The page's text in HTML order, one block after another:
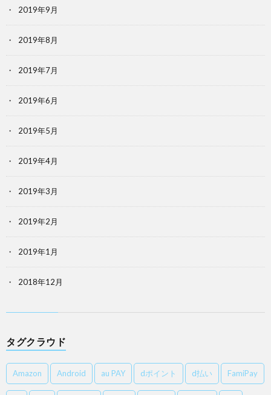
2019年9月
2019年8月
2019年7月
2019年6月
2019年5月
2019年4月
2019年3月
2019年2月
2019年1月
2018年12月
タグクラウド
Amazon Android au PAY dポイント d払い FamiPay